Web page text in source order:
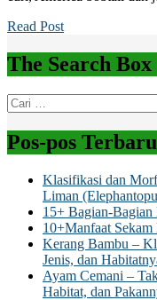
Read Post
The Search Box
Cari
untuk:
Pos-pos Terbaru
Klasifikasi dan
Liman
15+ Bagian-Bagian
10+Manfaat Sekam
Kerang Bambu –
Jenis, dan
Ayam Cemani –
Habitat, dan